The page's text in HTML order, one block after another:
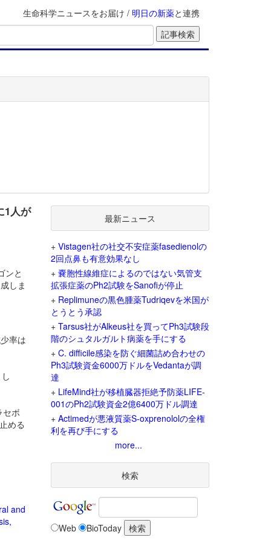
生命科学ニュースをお届け / 明日の新薬と連携
1人が
ンと
しま
率は
セボ
める
and
最新ニュース
+ Vistagen社の社交不安症薬fasedienolの
2回点鼻も有意効果なし
+ 嚢胞性線維症によるのではない気管支
拡張症薬のPh2試験をSanofiが停止
+ Replimuneの黒色腫薬Tudriqevを米国が
とうとう承認
+ Tarsus社がAlkeus社を買ってPh3試験段
階のシュタルガルト病薬を手にする
+ C. difficile感染を防ぐ細菌詰め合わせの
Ph3試験資金6000万ドルをVedantaが調
達
+ LifeMind社が移植臓器拒絶予防薬LIFE-
001のPh2試験資金2億6400万ドル調達
+ Actimedが悪液質薬S-oxprenololの全権
利を再び手にする
more...
検索
Web BioToday